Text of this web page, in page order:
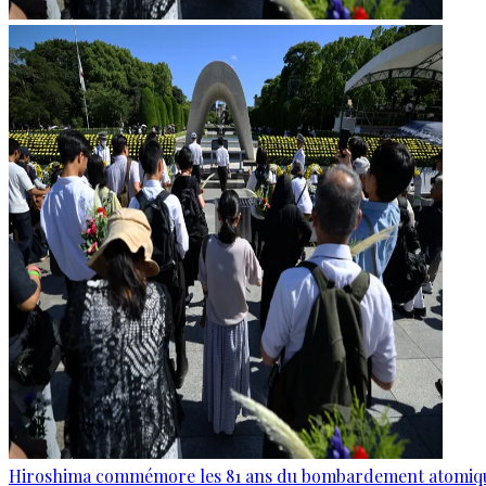
Hiroshima commémore les 81 ans du bombardement